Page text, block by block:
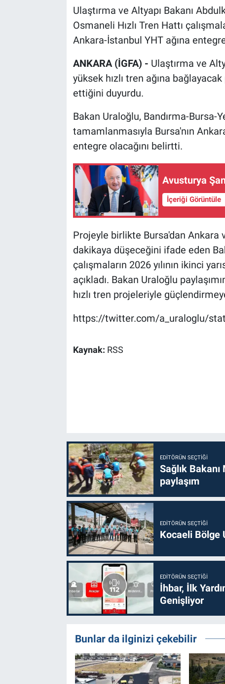
Ulaştırma ve Altyapı Bakanı
Osmaneli Hızlı Tren Hattı
Ankara-İstanbul YHT ağına
ANKARA (İGFA) - Ulaştırma ve
yüksek hızlı tren ağına
ettiğini duyurdu.
Bakan Uraloğlu, Bandırma-Bursa-
tamamlanmasıyla Bursa'nın
entegre olacağını belirtti.
Avusturya
İçeriği Görüntüle
Projeyle birlikte Bursa'dan Ankara
dakikaya düşeceğini ifade eden
çalışmaların 2026 yılının ikinci
açıkladı. Bakan Uraloğlu
hızlı tren projeleriyle
https://twitter.com/a_uraloglu/
Kaynak: RSS
EDITÖRÜN SEÇTIĞI
Sağlık
paylaşım
EDITÖRÜN SEÇTIĞI
Kocaeli Bölge
EDITÖRÜN SEÇTIĞI
İhbar, İlk
Genişliyor
Bunlar da ilginizi çekebilir